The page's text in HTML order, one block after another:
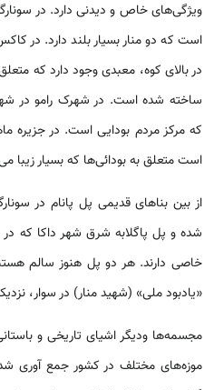
است که دو منار بسیار بلند دارد. در
ساخته شده است. در شهرک رامو در
که مرکز مردم بودایی است. در جزیره
است متعلق به بودائی‌ها که بسیار زیبا
از بین بناهای قدیمی‌ پل پانام در
خاصی دارند. هر دو پل هنوز سالم
«یادبود ملی» (شهید منار) در سوار،
مجسمه‌ها ودیگر اشیای تاریخی و
موزه‌های مختلف در کشور جمع آوری